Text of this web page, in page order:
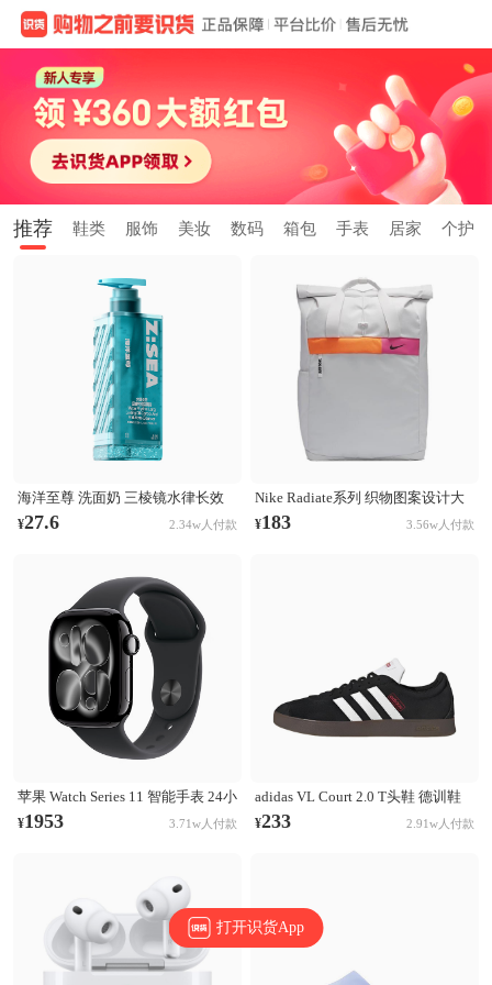
推荐 鞋类 服饰 美妆 数码 箱包 手表 居家 个护
海洋至尊 洗面奶 三棱镜水律长效
控油祛痘洗面奶 清洁黑头毛孔 控
¥27.6 2.34w人付款
Nike Radiate系列 织物图案设计大
容量训练运动双肩包 白彩虹
¥183 3.56w人付款
苹果 Watch Series 11 智能手表 24小
时续航升级 Ion-X玻璃技术 双倍抗
¥1953 3.71w人付款
adidas VL Court 2.0 T头鞋 德训鞋
板鞋 百搭轻便复古防滑耐磨轻运动
¥233 2.91w人付款
打开识货App